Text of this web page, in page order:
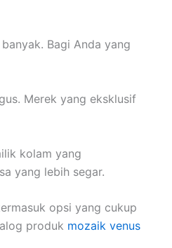
Bagi Anda yang
Merek yang eksklusif
kolam yang
yang lebih segar.
opsi yang cukup
produk mozaik venus